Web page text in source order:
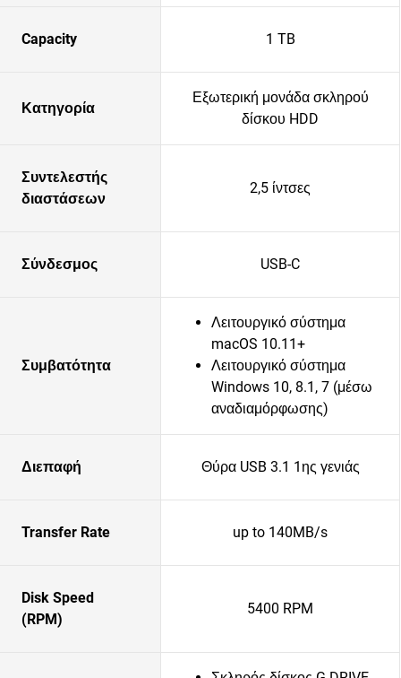
Capacity 1 TB
Κατηγορία
Εξωτερική μονάδα σκληρού
δίσκου HDD
Συντελεστής
διαστάσεων
2,5 ίντσες
Σύνδεσμος USB-C
Συμβατότητα
Λειτουργικό σύστημα
macOS 10.11+
Λειτουργικό σύστημα
Windows 10, 8.1, 7 (μέσω
αναδιαμόρφωσης)
Διεπαφή Θύρα USB 3.1 1ης γενιάς
Transfer Rate up to 140MB/s
Disk Speed
(RPM)
5400 RPM